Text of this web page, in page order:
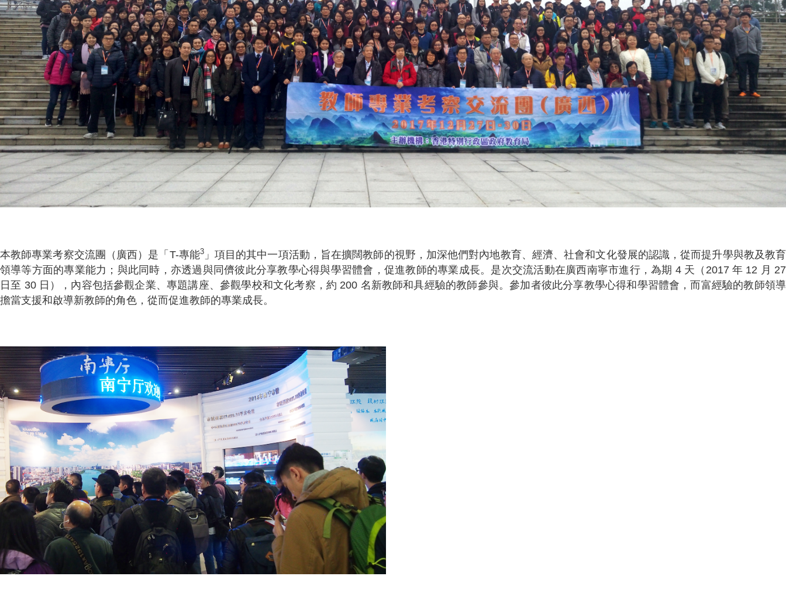
本教師專業考察交流團（廣西）是「T-專能3」項目的其中一項活動，旨在擴闊教師的視野，加深他們對內地教育、經濟、社會和文化發展的認識，從而提升學與教及教育
領導等方面的專業能力；與此同時，亦透過與同儕彼此分享教學心得與學習體會，促進教師的專業成長。是次交流活動在廣西南寧市進行，為期 4 天（2017 年 12 月 27
日至 30 日），內容包括參觀企業、專題講座、參觀學校和文化考察，約 200 名新教師和具經驗的教師參與。參加者彼此分享教學心得和學習體會，而富經驗的教師領導
擔當支援和啟導新教師的角色，從而促進教師的專業成長。